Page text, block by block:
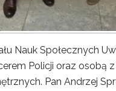
Nauk Społecznych
Policji oraz osobą
Pan Andrzej